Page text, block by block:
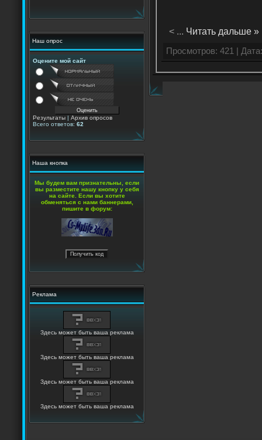
Наш опрос
Оцените мой сайт
Результаты | Архив опросов
Всего ответов: 62
Наша кнопка
Мы будем вам признательны, если
вы разместите нашу кнопку у себя
на сайте. Если вы хотите
обменяться с нами баннерами,
пишите в форум:
Реклама
Здесь может быть ваша реклама
Здесь может быть ваша реклама
Здесь может быть ваша реклама
Здесь может быть ваша реклама
< Читать дальше »
Просмотров: 421 |